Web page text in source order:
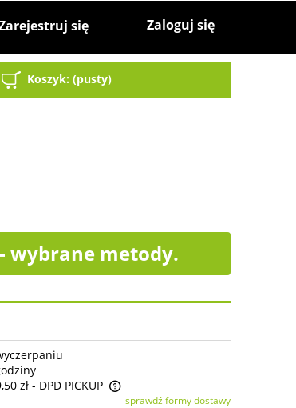
się Zaloguj się
Koszyk: (pusty)
wybrane metody.
zł - DPD PICKUP
sprawdź formy dostawy